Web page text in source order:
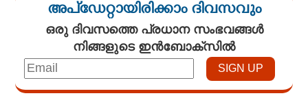
അപ്ഡേറ്റായിരിക്കാം ദിവസവും
ഒരു ദിവസത്തെ പ്രധാന സംഭവങ്ങൾ
നിങ്ങളുടെ ഇൻബോക്സിൽ